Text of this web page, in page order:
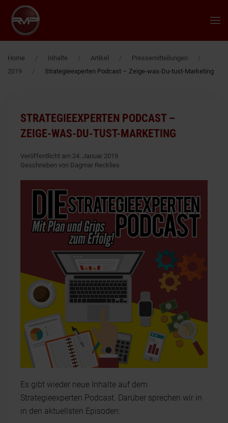
Zum Hauptinhalt springen
Home Inhalte Artikel
Pressemitteilungen
2019
Strategieexperten Podcast – Zeige-was-Du-tust-Marketing
STRATEGIEEXPERTEN PODCAST –
ZEIGE-WAS-DU-TUST-MARKETING
Veröffentlicht am 24. Januar 2019
Geschrieben von Dagmar Recklies
Es gibt wieder neue Inhalte auf dem
Strategieexperten Podcast. Darüber sprechen wir in
in den aktuellsten Episoden: